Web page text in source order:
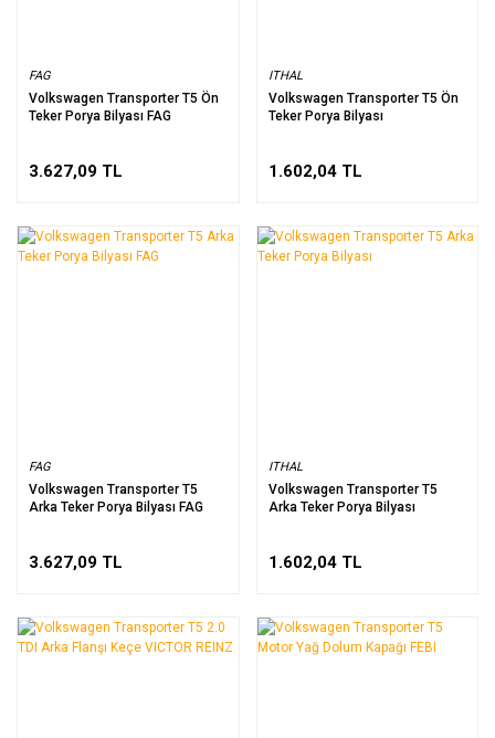
FAG
Volkswagen Transporter T5 Ön
Teker Porya Bilyası FAG
3.627,09 TL
ITHAL
Volkswagen Transporter T5 Ön
Teker Porya Bilyası
1.602,04 TL
FAG
Volkswagen Transporter T5
Arka Teker Porya Bilyası FAG
3.627,09 TL
ITHAL
Volkswagen Transporter T5
Arka Teker Porya Bilyası
1.602,04 TL